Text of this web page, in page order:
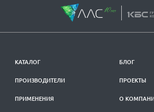
КАТАЛОГ
ПРОИЗВОДИТЕЛИ
ПРИМЕНЕНИЯ
БЛОГ
ПРОЕКТЫ
О